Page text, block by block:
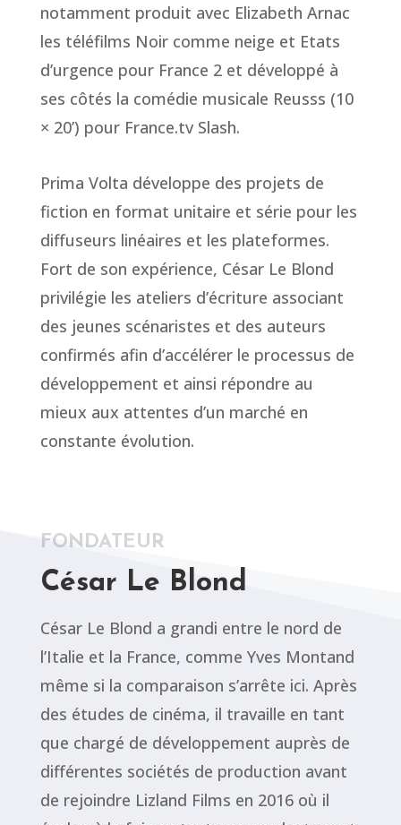
notamment produit avec Elizabeth Arnac
les téléfilms Noir comme neige et Etats
d’urgence pour France 2 et développé à
ses côtés la comédie musicale Reusss (10
× 20’) pour France.tv Slash.
Prima Volta développe des projets de
fiction en format unitaire et série pour les
diffuseurs linéaires et les plateformes.
Fort de son expérience, César Le Blond
privilégie les ateliers d’écriture associant
des jeunes scénaristes et des auteurs
confirmés afin d’accélérer le processus de
développement et ainsi répondre au
mieux aux attentes d’un marché en
constante évolution.
FONDATEUR
César Le Blond
César Le Blond a grandi entre le nord de
l’Italie et la France, comme Yves Montand
même si la comparaison s’arrête ici. Après
des études de cinéma, il travaille en tant
que chargé de développement auprès de
différentes sociétés de production avant
de rejoindre Lizland Films en 2016 où il